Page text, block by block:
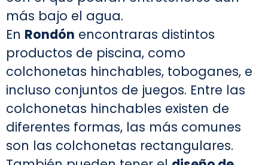
más bajo el agua.
En Rondón encontraras distintos
productos de piscina, como
colchonetas hinchables, toboganes, e
incluso conjuntos de juegos. Entre las
colchonetas hinchables existen de
diferentes formas, las más comunes
son las colchonetas rectangulares.